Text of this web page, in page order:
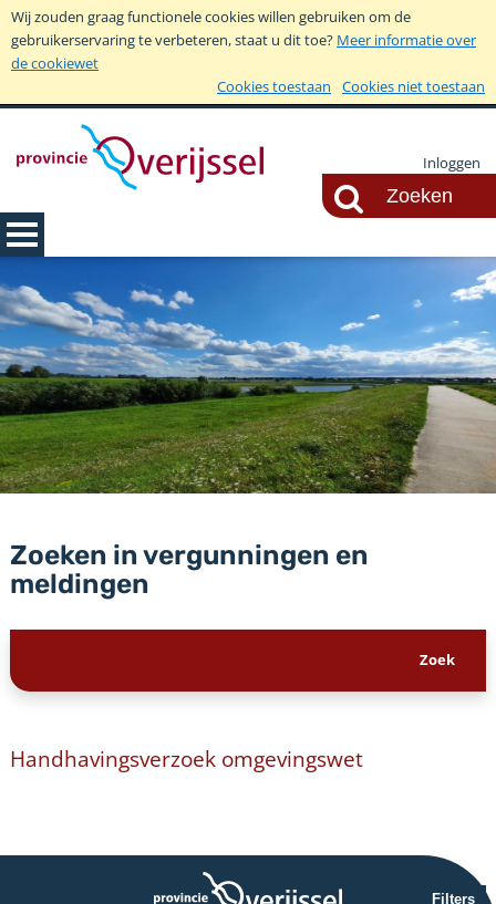
Wij zouden graag functionele cookies willen gebruiken om de
gebruikerservaring te verbeteren, staat u dit toe? Meer informatie over
de cookiewet
Cookies toestaan
Cookies niet toestaan
Inloggen
Zoeken in vergunningen en
meldingen
Handhavingsverzoek omgevingswet
Filters